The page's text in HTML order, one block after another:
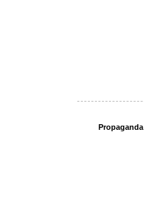
Propaganda